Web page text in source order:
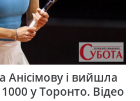
Анісімову і вийшла
у Торонто. Відео